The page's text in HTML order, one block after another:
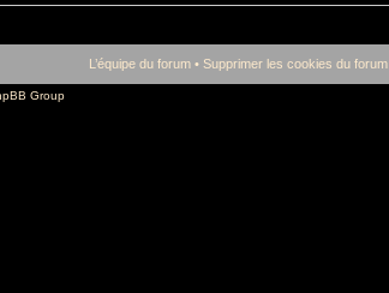
L’équipe du forum • Supprimer les cookies du forum
Group